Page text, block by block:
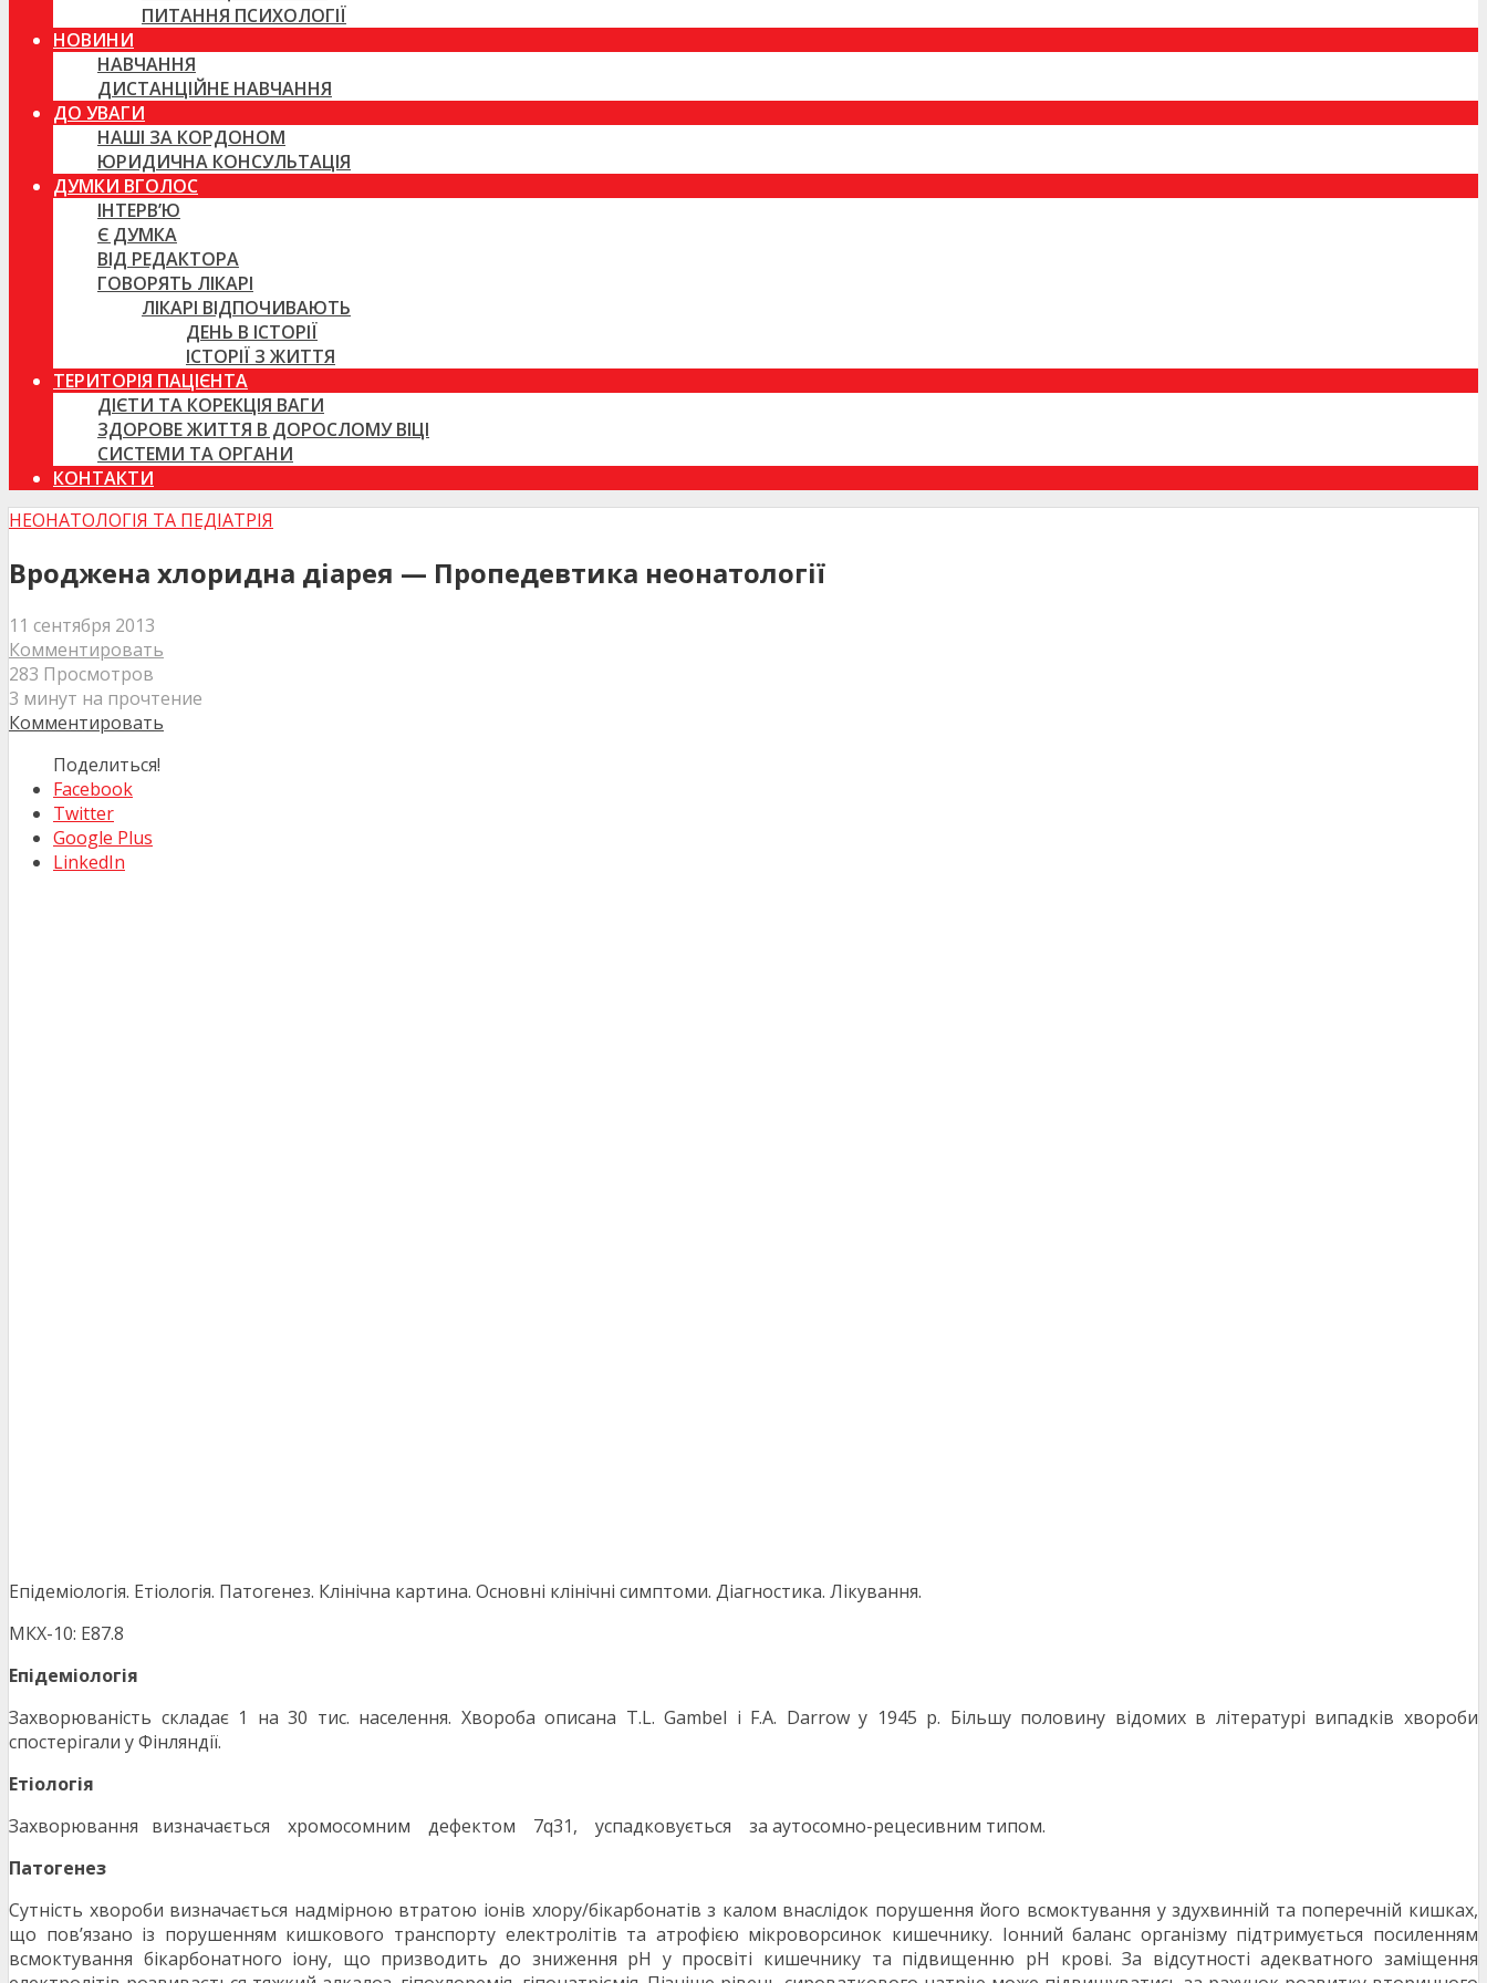
ПИТАННЯ ПСИХОЛОГІЇ
НОВИНИ
НАВЧАННЯ
ДИСТАНЦІЙНЕ НАВЧАННЯ
ДО УВАГИ
НАШІ ЗА КОРДОНОМ
ЮРИДИЧНА КОНСУЛЬТАЦІЯ
ДУМКИ ВГОЛОС
ІНТЕРВ’Ю
Є ДУМКА
ВІД РЕДАКТОРА
ГОВОРЯТЬ ЛІКАРІ
ЛІКАРІ ВІДПОЧИВАЮТЬ
ДЕНЬ В ІСТОРІЇ
ІСТОРІЇ З ЖИТТЯ
ТЕРИТОРІЯ ПАЦІЄНТА
ДІЄТИ ТА КОРЕКЦІЯ ВАГИ
ЗДОРОВЕ ЖИТТЯ В ДОРОСЛОМУ ВІЦІ
СИСТЕМИ ТА ОРГАНИ
КОНТАКТИ
НЕОНАТОЛОГІЯ ТА ПЕДІАТРІЯ
Вроджена хлоридна діарея — Пропедевтика неонатології
11 сентября 2013
Комментировать
283 Просмотров
3 минут на прочтение
Комментировать
Поделиться!
Facebook
Twitter
Google Plus
LinkedIn
Епідеміологія. Етіологія. Патогенез. Клінічна картина. Основні клінічні симптоми. Діагностика. Лікування.
МКХ-10: Е87.8
Епідеміологія
Захворюваність складає 1 на 30 тис. населення. Хвороба описана T.L. Gambel і F.A. Darrow у 1945 р. Більшу половину відомих в літературі випадків хвороби
спостерігали у Фінляндії.
Етіологія
Захворювання визначається хромосомним дефектом 7q31, успадковується за аутосомно-рецесивним типом.
Патогенез
Сутність хвороби визначається надмірною втратою іонів хлору/бікарбонатів з калом внаслідок порушення його всмоктування у здухвинній та поперечній кишках,
що пов’язано із порушенням кишкового транспорту електролітів та атрофією мікроворсинок кишечнику. Іонний баланс організму підтримується посиленням
всмоктування бікарбонатного іону, що призводить до зниження рН у просвіті кишечнику та підвищенню рН крові. За відсутності адекватного заміщення